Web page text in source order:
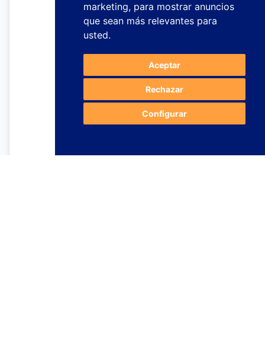
marketing, para mostrar anuncios
que sean más relevantes para
usted.
Aceptar
Rechazar
Configurar